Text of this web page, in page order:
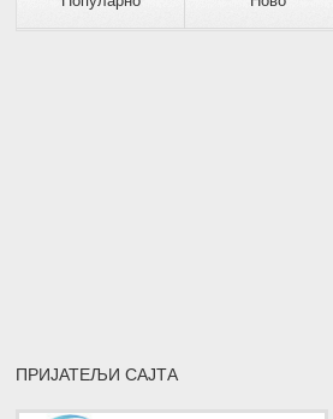
ПРИЈАТЕЉИ САЈТА